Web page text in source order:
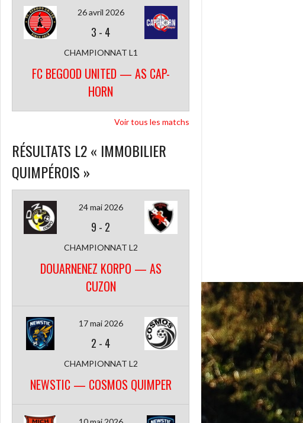
26 avril 2026
3 - 4
CHAMPIONNAT L1
FC BEGOOD UNITED — AS CAP-
HORN
Voir tous les matchs
RÉSULTATS L2 « IMMOBILIER
QUIMPÉROIS »
24 mai 2026
9 - 2
CHAMPIONNAT L2
DOUARNENEZ KORPO — AS
CUZON
17 mai 2026
2 - 4
CHAMPIONNAT L2
NEWSTIC — COSMOS QUIMPER